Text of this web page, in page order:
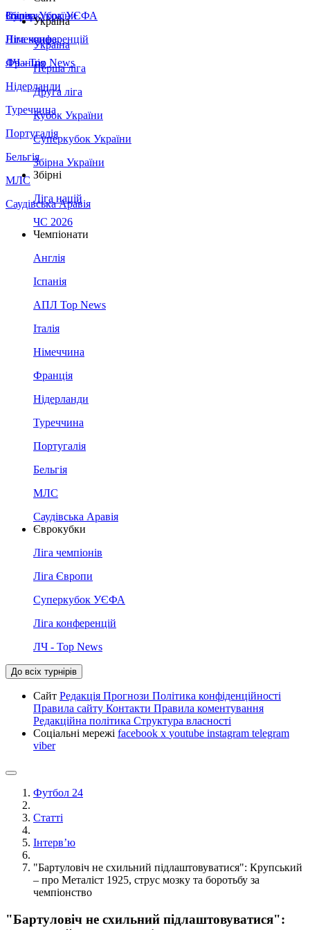
Збірна України
Італія
Німеччина
Франція
Нідерланди
Туреччина
Португалія
Бельгія
МЛС
Саудівська Аравія
Суперкубок УЄФА
Ліга конференцій
ЛЧ - Top News
Україна
Україна
Перша ліга
Друга ліга
Кубок України
Суперкубок України
Збірна України
Збірні
Ліга націй
ЧС 2026
Чемпіонати
Англія
Іспанія
АПЛ Top News
Італія
Німеччина
Франція
Нідерланди
Туреччина
Португалія
Бельгія
МЛС
Саудівська Аравія
Єврокубки
Ліга чемпіонів
Ліга Європи
Суперкубок УЄФА
Ліга конференцій
ЛЧ - Top News
До всіх турнірів
Сайт Редакція Прогнози Політика конфіденційності
Правила сайту Контакти Правила коментування
Редакційна політика Структура власності
Соціальні мережі facebook x youtube instagram telegram
viber
Футбол 24
Статті
Інтерв’ю
"Бартуловіч не схильний підлаштовуватися": Крупський
– про Металіст 1925, струс мозку та боротьбу за
чемпіонство
"Бартуловіч не схильний підлаштовуватися":